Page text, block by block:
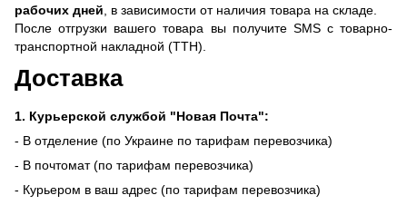
рабочих дней , в зависимости от наличия товара на складе.
После отгрузки вашего товара вы получите SMS с товарно-
транспортной накладной (ТТН).
Доставка
1. Курьерской службой "Новая Почта":
- В отделение (по Украине по тарифам перевозчика)
- В почтомат (по тарифам перевозчика)
- Курьером в ваш адрес (по тарифам перевозчика)